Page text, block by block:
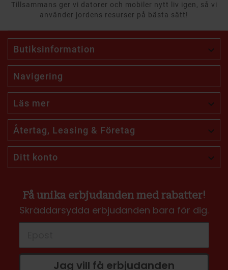
Tillsammans ger vi datorer och mobiler nytt liv igen, så vi
använder jordens resurser på bästa sätt!
Butiksinformation 
Navigering
Läs mer 
Återtag, Leasing & Företag 
Ditt konto 
Få unika erbjudanden med rabatter!
Skräddarsydda erbjudanden bara för dig.
Jag vill få erbjudanden